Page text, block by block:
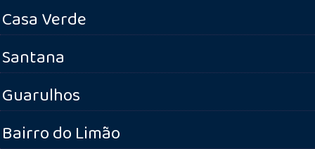
Casa Verde
Santana
Guarulhos
Bairro do Limão